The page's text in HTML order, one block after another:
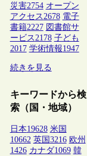
災害2754 オープン
アクセス 2678 電子
書籍2227 図書館サ
ービス 2178 子ども
2017 学術情報1947
続きを見る
キーワードから検
索（国・地域）
日本19628 米国
10662 英国 3216 欧州
1426 カナダ1069 韓